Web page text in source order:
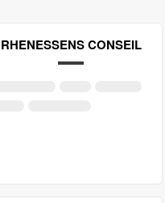
RHENESSENS CONSEIL